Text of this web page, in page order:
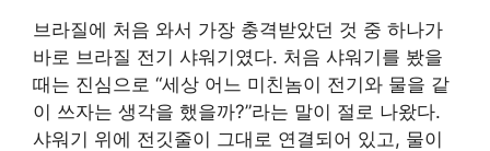
브라질에 처음 와서 가장 충격받았던 것 중 하나가
바로 브라질 전기 샤워기였다. 처음 샤워기를 봤을
때는 진심으로 “세상 어느 미친놈이 전기와 물을 같
이 쓰자는 생각을 했을까?”라는 말이 절로 나왔다.
샤워기 위에 전깃줄이 그대로 연결되어 있고, 물이